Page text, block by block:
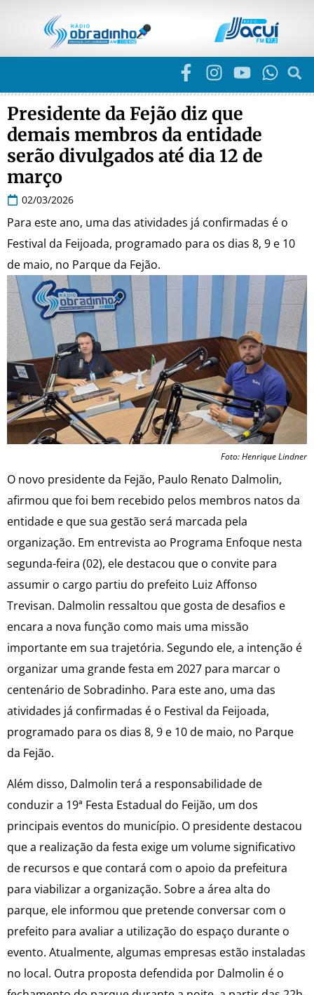
Presidente da Fejão diz que
demais membros da entidade
serão divulgados até dia 12 de
março
02/03/2026
Para este ano, uma das atividades já confirmadas é o
Festival da Feijoada, programado para os dias 8, 9 e 10
de maio, no Parque da Fejão.
Foto: Henrique Lindner
O novo presidente da Fejão, Paulo Renato Dalmolin,
afirmou que foi bem recebido pelos membros natos da
entidade e que sua gestão será marcada pela
organização. Em entrevista ao Programa Enfoque nesta
segunda-feira (02), ele destacou que o convite para
assumir o cargo partiu do prefeito Luiz Affonso
Trevisan. Dalmolin ressaltou que gosta de desafios e
encara a nova função como mais uma missão
importante em sua trajetória. Segundo ele, a intenção é
organizar uma grande festa em 2027 para marcar o
centenário de Sobradinho. Para este ano, uma das
atividades já confirmadas é o Festival da Feijoada,
programado para os dias 8, 9 e 10 de maio, no Parque
da Fejão.
Além disso, Dalmolin terá a responsabilidade de
conduzir a 19ª Festa Estadual do Feijão, um dos
principais eventos do município. O presidente destacou
que a realização da festa exige um volume significativo
de recursos e que contará com o apoio da prefeitura
para viabilizar a organização. Sobre a área alta do
parque, ele informou que pretende conversar com o
prefeito para avaliar a utilização do espaço durante o
evento. Atualmente, algumas empresas estão instaladas
no local. Outra proposta defendida por Dalmolin é o